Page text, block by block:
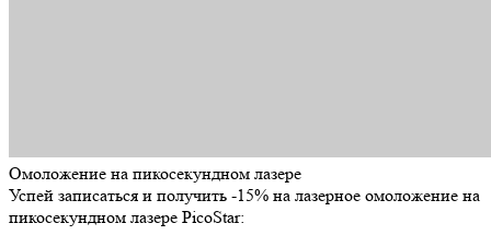
Омоложение на пикосекундном лазере
Успей записаться и получить -15% на лазерное омоложение на
пикосекундном лазере PicoStar: